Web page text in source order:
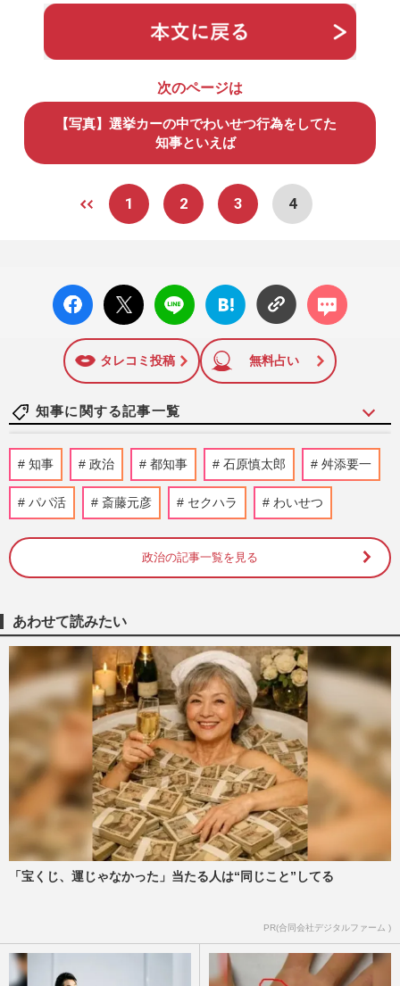
次のページは
【写真】選挙カーの中でわいせつ行為をしてた
知事といえば
1 2 3 4
facebo
ok い
X ポス
ト
LINE
はてな
ブック
に追加
コメン
ト
タレコミ投稿 無料占い
知事に関する記事一覧
兵庫県採用6割辞退の非常事態も、斎藤元
彦知事はパワハラ疑惑をよそに“SNS投
稿”に奔走する違和感
週刊女性PRIME
東国原英夫氏、宮崎県知事選に再挑戦を表
明するもSNSでは“出戻り出馬”に「まだ未
週刊女性PRIME
【不登校】群馬発「ユニパス」にゆたぼん
異論！ 知事の提案にネットも波紋
週刊女性PRIME 2026/1/22
《20年で1000通メールの衝撃》前福井県
知事と黒岩神奈川県知事… 専門家が指摘
する「セクハラ」と「不倫」…
週刊女性PRIME
福井県・杉本達治前知事「キスしちゃう」
2026/1/9
知事 政治 都知事 石原慎太郎 舛添要一
パパ活 斎藤元彦 セクハラ わいせつ
政治の記事一覧を見る
あわせて読みたい
「宝くじ、運じゃなかった」当たる人は“同じこと”してる
PR(合同会社デジタルファーム )